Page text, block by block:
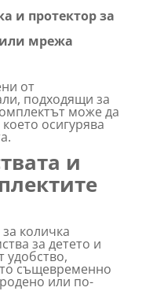
и протектор за
мрежа
от
подходящи за
може да
осигурява
и
количка
за детето и
удобство,
същевременно
или по-